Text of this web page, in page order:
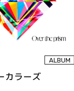
ALBUM
カラーズ